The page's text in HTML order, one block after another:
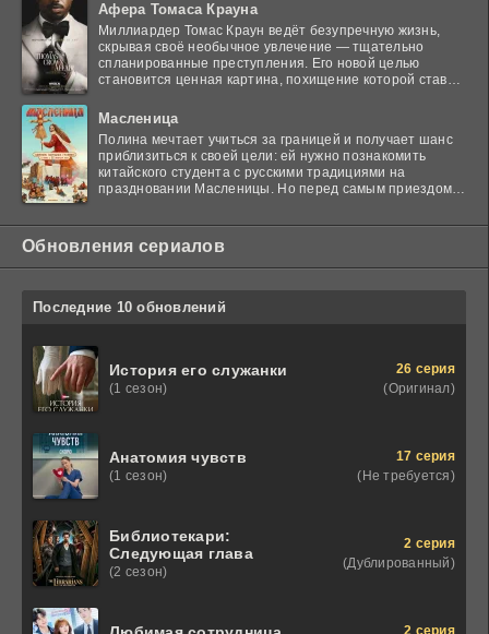
Афера Томаса Крауна
Миллиардер Томас Краун ведёт безупречную жизнь,
скрывая своё необычное увлечение — тщательно
спланированные преступления. Его новой целью
становится ценная картина, похищение которой ставит
Масленица
Полина мечтает учиться за границей и получает шанс
приблизиться к своей цели: ей нужно познакомить
китайского студента с русскими традициями на
праздновании Масленицы. Но перед самым приездом
Обновления сериалов
Последние 10 обновлений
История его служанки
(1 сезон)
26 серия
(Оригинал)
Анатомия чувств
(1 сезон)
17 серия
(Не требуется)
Библиотекари:
Следующая глава
(2 сезон)
2 серия
(Дублированный)
2 серия